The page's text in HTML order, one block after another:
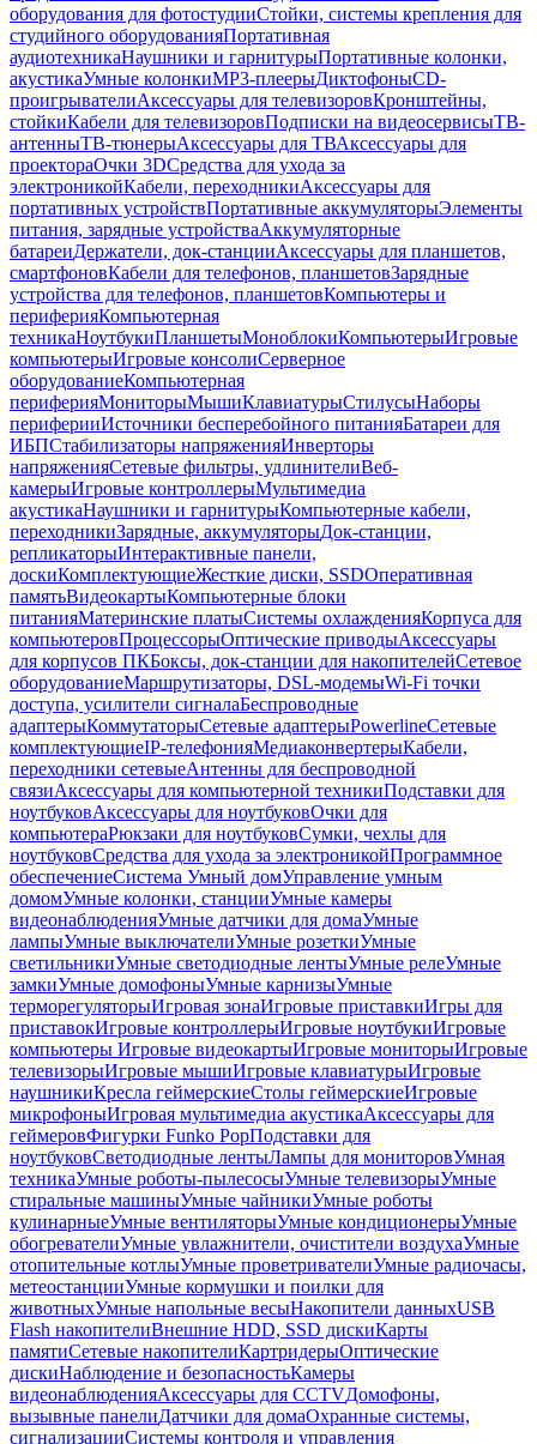
оборудования для фотостудииСтойки, системы крепления для
студийного оборудованияПортативная
аудиотехникаНаушники и гарнитурыПортативные колонки,
акустикаУмные колонкиMP3-плеерыДиктофоныCD-
проигрывателиАксессуары для телевизоровКронштейны,
стойкиКабели для телевизоровПодписки на видеосервисыТВ-
антенныТВ-тюнерыАксессуары для ТВАксессуары для
проектораОчки 3DСредства для ухода за
электроникойКабели, переходникиАксессуары для
портативных устройствПортативные аккумуляторыЭлементы
питания, зарядные устройстваАккумуляторные
батареиДержатели, док-станцииАксессуары для планшетов,
смартфоновКабели для телефонов, планшетовЗарядные
устройства для телефонов, планшетовКомпьютеры и
периферияКомпьютерная
техникаНоутбукиПланшетыМоноблокиКомпьютерыИгровые
компьютерыИгровые консолиСерверное
оборудованиеКомпьютерная
периферияМониторыМышиКлавиатурыСтилусыНаборы
периферииИсточники бесперебойного питанияБатареи для
ИБПСтабилизаторы напряженияИнверторы
напряженияСетевые фильтры, удлинителиВеб-
камерыИгровые контроллерыМультимедиа
акустикаНаушники и гарнитурыКомпьютерные кабели,
переходникиЗарядные, аккумуляторыДок-станции,
репликаторыИнтерактивные панели,
доскиКомплектующиеЖесткие диски, SSDОперативная
памятьВидеокартыКомпьютерные блоки
питанияМатеринские платыСистемы охлажденияКорпуса для
компьютеровПроцессорыОптические приводыАксессуары
для корпусов ПКБоксы, док-станции для накопителейСетевое
оборудованиеМаршрутизаторы, DSL-модемыWi-Fi точки
доступа, усилители сигналаБеспроводные
адаптерыКоммутаторыСетевые адаптерыPowerlineСетевые
комплектующиеIP-телефонияМедиаконвертерыКабели,
переходники сетевыеАнтенны для беспроводной
связиАксессуары для компьютерной техникиПодставки для
ноутбуковАксессуары для ноутбуковОчки для
компьютераРюкзаки для ноутбуковСумки, чехлы для
ноутбуковСредства для ухода за электроникойПрограммное
обеспечениеСистема Умный домУправление умным
домомУмные колонки, станцииУмные камеры
видеонаблюденияУмные датчики для домаУмные
лампыУмные выключателиУмные розеткиУмные
светильникиУмные светодиодные лентыУмные релеУмные
замкиУмные домофоныУмные карнизыУмные
терморегуляторыИгровая зонаИгровые приставкиИгры для
приставокИгровые контроллерыИгровые ноутбукиИгровые
компьютеры Игровые видеокартыИгровые мониторыИгровые
телевизорыИгровые мышиИгровые клавиатурыИгровые
наушникиКресла геймерскиеСтолы геймерскиеИгровые
микрофоныИгровая мультимедиа акустикаАксессуары для
геймеровФигурки Funko PopПодставки для
ноутбуковСветодиодные лентыЛампы для мониторовУмная
техникаУмные роботы-пылесосыУмные телевизорыУмные
стиральные машиныУмные чайникиУмные роботы
кулинарныеУмные вентиляторыУмные кондиционерыУмные
обогревателиУмные увлажнители, очистители воздухаУмные
отопительные котлыУмные проветривателиУмные радиочасы,
метеостанцииУмные кормушки и поилки для
животныхУмные напольные весыНакопители данныхUSB
Flash накопителиВнешние HDD, SSD дискиКарты
памятиСетевые накопителиКартридерыОптические
дискиНаблюдение и безопасностьКамеры
видеонаблюденияАксессуары для CCTVДомофоны,
вызывные панелиДатчики для домаОхранные системы,
сигнализацииСистемы контроля и управления